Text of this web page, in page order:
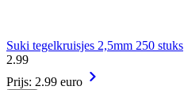
Suki tegelkruisjes 2,5mm 250 stuks
2.99
Prijs: 2.99 euro